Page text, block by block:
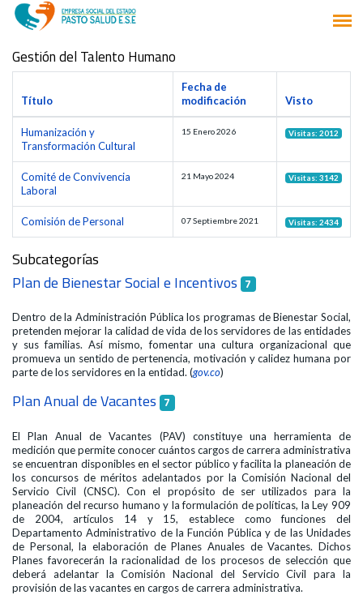
Gestión del Talento Humano
Título
Fecha de
modificación
Visto
Humanización y
Transformación Cultural
15 Enero 2026 Visitas: 2012
Comité de Convivencia
Laboral
21 Mayo 2024 Visitas: 3142
Comisión de Personal 07 Septiembre 2021 Visitas: 2434
Subcategorías
Plan de Bienestar Social e Incentivos 7
Dentro de la Administración Pública los programas de Bienestar Social,
pretenden mejorar la calidad de vida de los servidores de las entidades
y sus familias. Así mismo, fomentar una cultura organizacional que
promueva un sentido de pertenencia, motivación y calidez humana por
parte de los servidores en la entidad. (gov.co)
Plan Anual de Vacantes 7
El Plan Anual de Vacantes (PAV) constituye una herramienta de
medición que permite conocer cuántos cargos de carrera administrativa
se encuentran disponibles en el sector público y facilita la planeación de
los concursos de méritos adelantados por la Comisión Nacional del
Servicio Civil (CNSC). Con el propósito de ser utilizados para la
planeación del recurso humano y la formulación de políticas, la Ley 909
de 2004, artículos 14 y 15, establece como funciones del
Departamento Administrativo de la Función Pública y de las Unidades
de Personal, la elaboración de Planes Anuales de Vacantes. Dichos
Planes favorecerán la racionalidad de los procesos de selección que
deberá adelantar la Comisión Nacional del Servicio Civil para la
provisión de las vacantes en cargos de carrera administrativa.